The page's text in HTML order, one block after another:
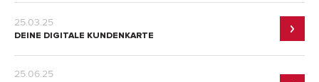
Zahlungsarten
25.03.25
DEINE DIGITALE KUNDENKARTE
25.06.25